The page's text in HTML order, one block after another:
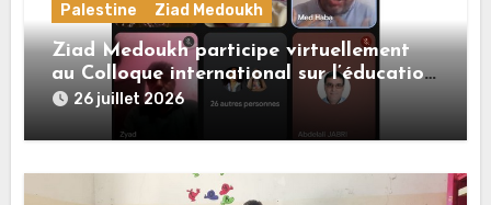
Palestine Ziad Medoukh
Ziad Medoukh participe virtuellement
au Colloque international sur l’éducation
à l’ère du numérique au Maroc par une
français en Palestine
26 juillet 2026